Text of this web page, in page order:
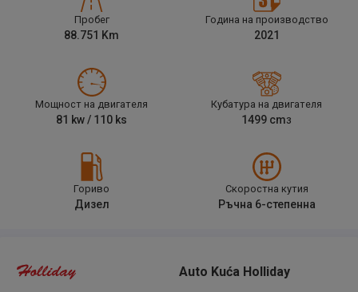
Пробег
88.751 Km
Година на производство
2021
Мощност на двигателя
81 kw / 110 ks
Кубатура на двигателя
1499 cm3
Гориво
Дизел
Скоростна кутия
Ръчна 6-степенна
Auto Kuća Holliday